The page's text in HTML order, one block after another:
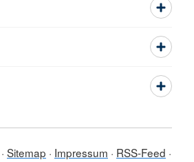
Sitemap Impressum
RSS-Feed